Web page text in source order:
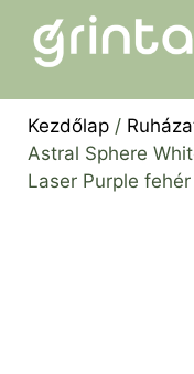
Kezdőlap /
Astral Sphere
Laser Purple